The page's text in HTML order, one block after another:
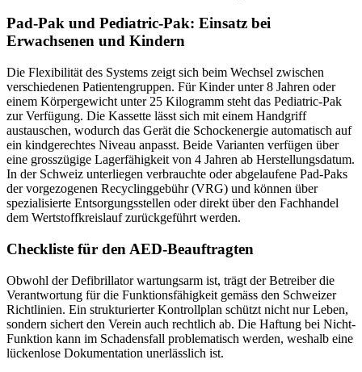
Pad-Pak und Pediatric-Pak: Einsatz bei
Erwachsenen und Kindern
Die Flexibilität des Systems zeigt sich beim Wechsel zwischen
verschiedenen Patientengruppen. Für Kinder unter 8 Jahren oder
einem Körpergewicht unter 25 Kilogramm steht das Pediatric-Pak
zur Verfügung. Die Kassette lässt sich mit einem Handgriff
austauschen, wodurch das Gerät die Schockenergie automatisch auf
ein kindgerechtes Niveau anpasst. Beide Varianten verfügen über
eine grosszügige Lagerfähigkeit von 4 Jahren ab Herstellungsdatum.
In der Schweiz unterliegen verbrauchte oder abgelaufene Pad-Paks
der vorgezogenen Recyclinggebühr (VRG) und können über
spezialisierte Entsorgungsstellen oder direkt über den Fachhandel
dem Wertstoffkreislauf zurückgeführt werden.
Checkliste für den AED-Beauftragten
Obwohl der Defibrillator wartungsarm ist, trägt der Betreiber die
Verantwortung für die Funktionsfähigkeit gemäss den Schweizer
Richtlinien. Ein strukturierter Kontrollplan schützt nicht nur Leben,
sondern sichert den Verein auch rechtlich ab. Die Haftung bei Nicht-
Funktion kann im Schadensfall problematisch werden, weshalb eine
lückenlose Dokumentation unerlässlich ist.